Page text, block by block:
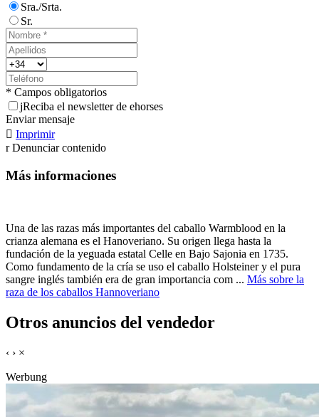
Sra./Srta.
Sr.
* Campos obligatorios
jReciba el newsletter de ehorses
Enviar mensaje
 Imprimir
r Denunciar contenido
Más informaciones
Una de las razas más importantes del caballo Warmblood en la
crianza alemana es el Hanoveriano. Su origen llega hasta la
fundación de la yeguada estatal Celle en Bajo Sajonia en 1735.
Como fundamento de la cría se uso el caballo Holsteiner y el pura
sangre inglés también era de gran importancia com ... Más sobre la
raza de los caballos Hannoveriano
Otros anuncios del vendedor
‹ › ×
Werbung